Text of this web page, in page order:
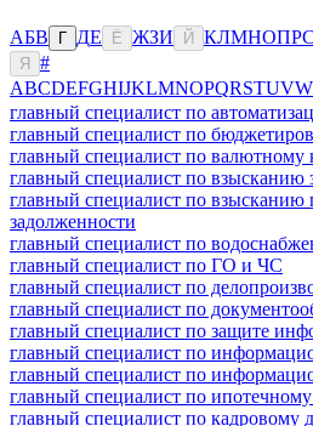
АБВ Г ДЕ Ё ЖЗИ Й КЛМНОПРС
Я
#
ABCDEFGHIJKLMNOPQRSTUVW
главный специалист по
главный специалист по
главный специалист по валютному
главный специалист по взысканию
главный специалист по взысканию
задолженности
главный специалист по
главный специалист по ГО и ЧС
главный специалист по
главный специалист по
главный специалист по защите
главный специалист по
главный специалист по
главный специалист по
главный специалист по кадровому